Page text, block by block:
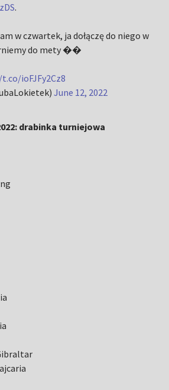
.
w czwartek, ja dołączę do niego w
do mety ��
ioFJFy2Cz8
June 12, 2022
drabinka turniejowa